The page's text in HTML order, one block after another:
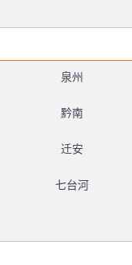
泉州
黔南
迁安
七台河